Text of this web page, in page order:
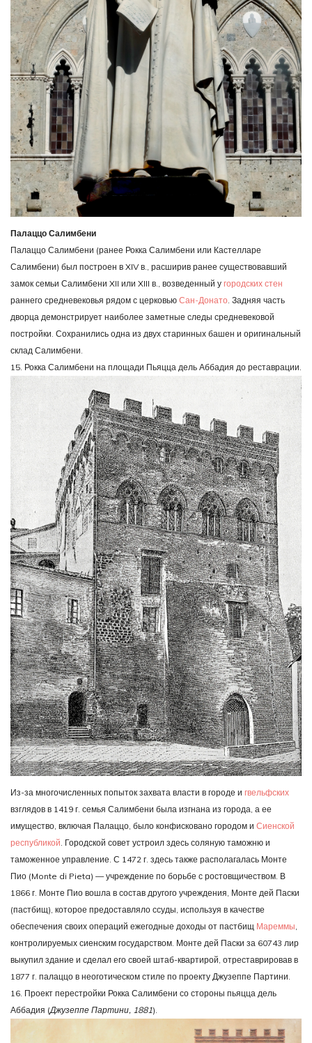
Палаццо Салимбени
Палаццо Салимбени (ранее Рокка Салимбени или Кастелларе
Салимбени) был построен в XIV в., расширив ранее существовавший
замок семьи Салимбени XII или XIII в., возведенный у городских стен
раннего средневековья рядом с церковью Сан-Донато. Задняя часть
дворца демонстрирует наиболее заметные следы средневековой
постройки. Сохранились одна из двух старинных башен и оригинальный
склад Салимбени.
15. Рокка Салимбени на площади Пьяцца дель Аббадия до реставрации.
Из-за многочисленных попыток захвата власти в городе и гвельфских
взглядов в 1419 г. семья Салимбени была изгнана из города, а ее
имущество, включая Палаццо, было конфисковано городом и Сиенской
республикой . Городской совет устроил здесь соляную таможню и
таможенное управление. С 1472 г. здесь также располагалась Монте
Пио (Monte di Pieta) — учреждение по борьбе с ростовщичеством. В
1866 г. Монте Пио вошла в состав другого учреждения, Монте дей Паски
(пастбищ), которое предоставляло ссуды, используя в качестве
обеспечения своих операций ежегодные доходы от пастбищ Мареммы
контролируемых сиенским государством. Монте дей Паски за 60743 лир
выкупил здание и сделал его своей штаб-квартирой, отреставрировав в
1877 г. палаццо в неоготическом стиле по проекту Джузеппе Партини.
16. Проект перестройки Рокка Салимбени со стороны пьяцца дель
Аббадия (Джузеппе Партини, 1881).